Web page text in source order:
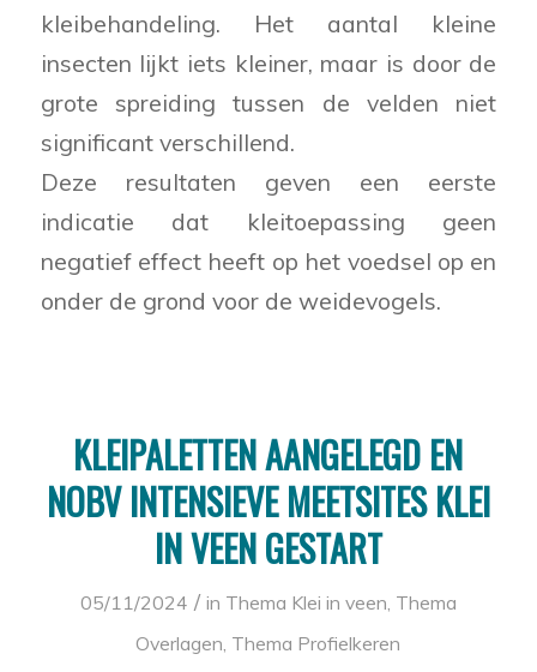
kleibehandeling. Het aantal kleine
insecten lijkt iets kleiner, maar is door de
grote spreiding tussen de velden niet
significant verschillend.
Deze resultaten geven een eerste
indicatie dat kleitoepassing geen
negatief effect heeft op het voedsel op en
onder de grond voor de weidevogels.
KLEIPALETTEN AANGELEGD EN
NOBV INTENSIEVE MEETSITES KLEI
IN VEEN GESTART
05/11/2024 / in Thema Klei in veen, Thema
Overlagen, Thema Profielkeren